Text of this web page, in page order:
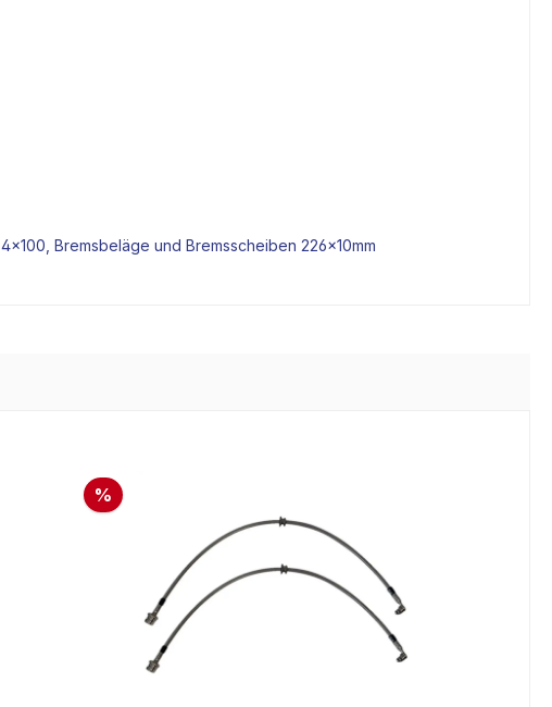
4x100, Bremsbeläge und Bremsscheiben 226x10mm
%